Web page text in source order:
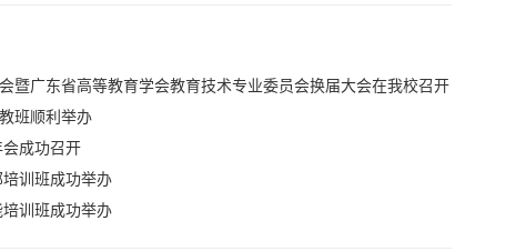
暨广东省高等教育学会教育技术专业委员会换届大会在我校召开
班顺利举办
成功召开
训班成功举办
训班成功举办